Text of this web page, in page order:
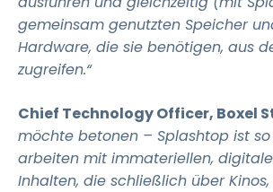
gemeinsam genutzten Speicher
Hardware, die sie benötigen, aus
zugreifen.“
Chief Technology Officer, Boxel
möchte betonen – Splashtop ist
arbeiten mit immateriellen,
Inhalten, die schließlich über